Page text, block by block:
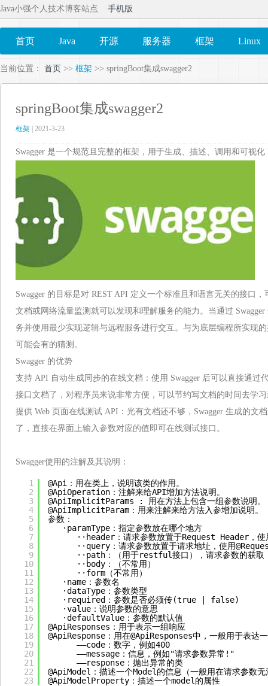
Java小强个人技术博客站点 手机版
首页 Java 开源 服务器 框架 Linux
当前位置： 首页 >> 框架 >> springBoot集成swagger2
springBoot集成swagger2
框架 | 2021-3-23
Swagger 是一个规范且完整的框架，用于生成、描述、调用和可视
Swagger 的目标是对 REST API 定义一个标准且和语言无关的接口
文档或网络流量监测就可以发现和理解服务的能力。当通过
务并使用最少实现逻辑与远程服务进行交互。与为底层编程所实现
可能会有的猜测。
Swagger 的优势
支持 API 自动生成同步的在线文档：使用 Swagger 后可以直接通过
接口文档了，对程序员来说非常方便，可以节约写文档的时间去学
提供 Web 页面在线测试 API：光有文档还不够，Swagger 生成的文
了，直接在界面上输入参数对应的值即可在线测试接口。
Swagger使用的注解及其说明：
1
2
3
4
5
6
7
8
9
10
11
12
13
14
15
16
17
18
19
20
21
22
23
@Api：用在类上，说明该类的作用。
@ApiOperation：注解来给API增加方法说明。
@ApiImplicitParams : 用在方法上包含一组参数说明。
@ApiImplicitParam：用来注解来给方法入参增加说明。
参数：
·paramType：指定参数放在哪个地方
··header：请求参数放置于Request Header，使
··query：请求参数放置于请求地址，使用
··path：（用于restful接口），请求参数的获
··body：（不常用）
··form（不常用）
·name：参数名
·dataType：参数类型
·required：参数是否必须传(true | false)
·value：说明参数的意思
·defaultValue：参数的默认值
@ApiResponses：用于表示一组响应
@ApiResponse：用在@ApiResponses中，一般用于表达
——code：数字，例如400
——message：信息，例如"请求参数异常!"
——response：抛出异常的类
@ApiModel：描述一个Model的信息（一般用在请求参
@ApiModelProperty：描述一个model的属性